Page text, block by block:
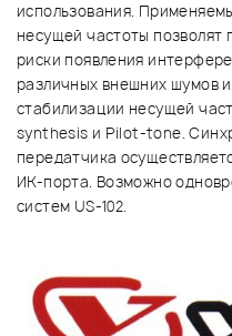
использования.
несущей частоты позволят
риски появления
различных внешних шумов
стабилизации несущей
synthesis и Pilot-tone.
передатчика
ИК-порта. Возможно
систем US-102.